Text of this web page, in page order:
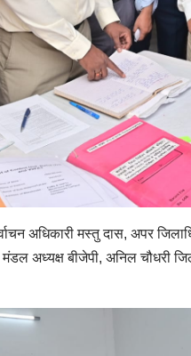
अधिकारी मस्तु दास, अपर
मंडल अध्यक्ष बीजेपी, अनिल चौधरी